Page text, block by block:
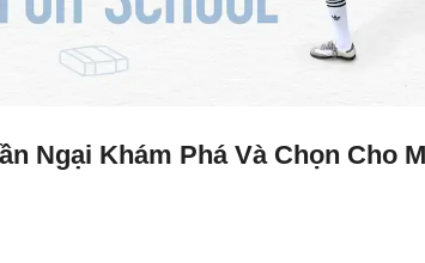
Ngại Khám Phá Và Chọn Cho